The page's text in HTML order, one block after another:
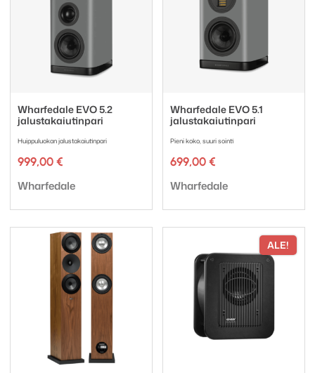
Wharfedale EVO 5.2
jalustakaiutinpari
Huippuluokan jalustakaiutinpari
999,00 €
Tuotemerkki:
Wharfedale
Wharfedale EVO 5.1
jalustakaiutinpari
Pieni koko, suuri sointi
699,00 €
Tuotemerkki:
Wharfedale
ALE!